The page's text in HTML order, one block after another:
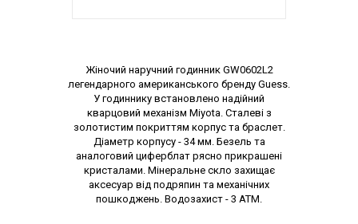
Опис товару
Жіночий наручний годинник GW0602L2
легендарного американського бренду Guess.
У годиннику встановлено надійний
кварцовий механізм Miyota. Сталеві з
золотистим покриттям корпус та браслет.
Діаметр корпусу - 34 мм. Безель та
аналоговий циферблат рясно прикрашені
кристалами. Мінеральне скло захищає
аксесуар від подряпин та механічних
пошкоджень. Водозахист - 3 АТМ.